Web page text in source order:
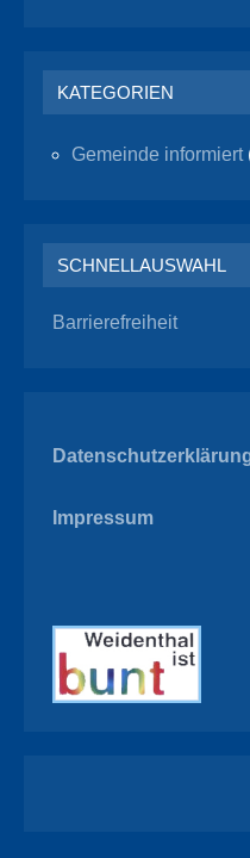
KATEGORIEN
Gemeinde informiert
SCHNELLAUSWAHL
Barrierefreiheit
Impressum